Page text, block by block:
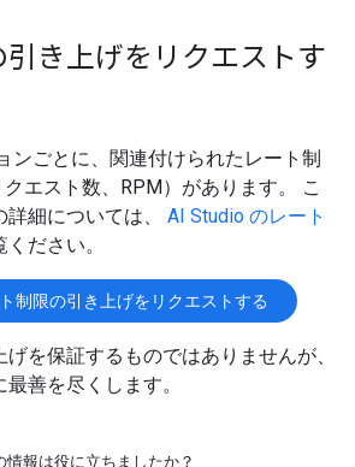
引き上げをリクエストす
ンごとに、関連付けられたレート制
エスト数、RPM）があります。 こ
細については、 AI Studio のレート
ださい。
制限の引き上げをリクエストする
を保証するものではありませんが、
善を尽くします。
情報は役に立ちましたか？